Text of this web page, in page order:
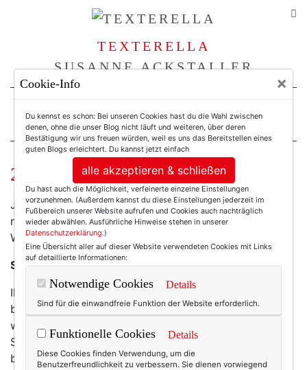
TEXTERELLA
SUSANNE ACKSTALLER
For Women. Not Girls.
29 Grad. Und es wird immer heißer.
Ja, man glaubt es nicht, aber seit drei Tagen ist hier
nicht mehr Spätfrühling oder Frühherbst oder
Warmwinter. Nein, es ist Sommer.
S. O. M. M. E. R.
Ihr wisst schon, diese Sache mit der Sonne. Dem
blauen Himmel. Dem leckeren Pistanzieneis. Den
warmen Nächten. Dem kühlen Eiskaffee. Und
Schönmachern und -fühlern, die im Sommer einfach
besonders viel Spaß machen.
Cookie-Info ×
Du kennst es schon: Bei unseren Cookies hast du die Wahl zwischen
denen, ohne die unser Blog nicht läuft und weiteren, über deren
Bestätigung wir uns freuen würden, weil es uns das Bereitstellen eines
guten Blogs erleichtert. Du kannst jetzt einfach
alle akzeptieren & schließen
Du hast auch die Möglichkeit, verfeinerte einzelne Einstellungen
vorzunehmen. (Außerdem kannst du diese Einstellungen jederzeit im
Fußbereich unserer Website aufrufen und Cookies auch nachträglich
wieder abwählen. Ausführliche Hinweise stehen in unserer
Datenschutzerklärung.)
Eine Übersicht aller auf dieser Website verwendeten Cookies mit Links
auf detaillierte Informationen:
Notwendige Cookies Details
Sind für die einwandfreie Funktion der Website erforderlich.
Funktionelle Cookies Details
Diese Cookies finden Verwendung, um die
Benutzerfreundlichkeit zu verbessern. Sie dienen vorwiegend